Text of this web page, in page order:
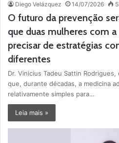
Diego Velázquez 14/07/2026
O futuro da prevenção
que duas mulheres com
precisar de estratégias
diferentes
Dr. Vinicius Tadeu Sattin
que, durante décadas, a medicina
relativamente simples para…
Leia mais »